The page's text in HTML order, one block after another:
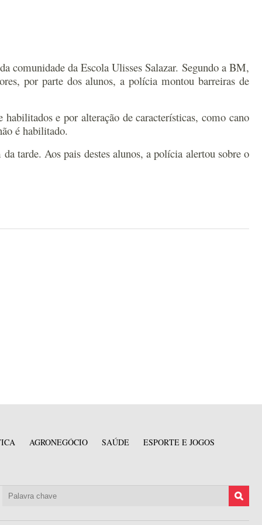
comunidade da Escola Ulisses Salazar. Segundo a BM,
por parte dos alunos, a polícia montou barreiras de
e por alteração de características, como cano
é habilitado.
tarde. Aos pais destes alunos, a polícia alertou sobre o
AGRONEGÓCIO SAÚDE ESPORTE E JOGOS